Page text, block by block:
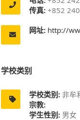
传真: +852
网址: http://
学校类别
学校类别: 非牟
宗教:
学生性别: 男女